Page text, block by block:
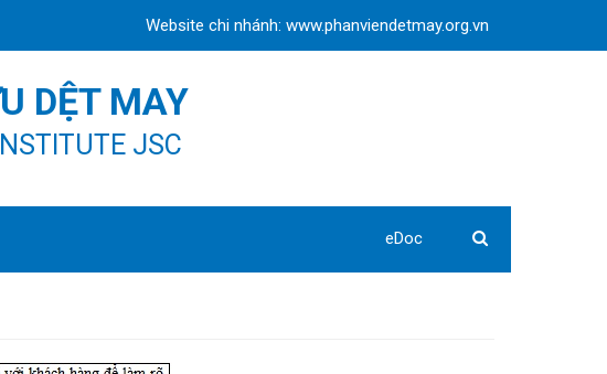
Website chi nhánh: www.phanviendetmay.org.vn
DỆT MAY
JSC
eDoc